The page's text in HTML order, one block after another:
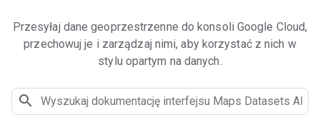
Przesyłaj dane geoprzestrzenne do konsoli Google Cloud,
przechowuj je i zarządzaj nimi, aby korzystać z nich w
stylu opartym na danych.